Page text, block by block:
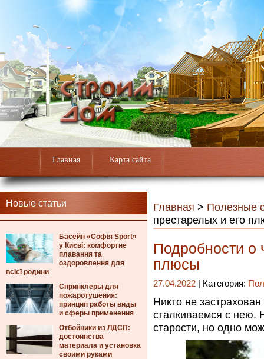
Главная Карта сайта
Новые статьи
Басейн «Софія Sport»
у Києві: комфортне
плавання та
оздоровлення для
всієї родини
Спринклеры для
пожаротушения:
принцип работы виды
и сферы применения
Отбойники из ЛДСП:
достоинства
материала и установка
своими руками
Главная > Полезные
престарелых и его
Подробности о
плюсы
27.04.2022 | Категория:
Никто не
сталкиваемся с нею.
старости, но одно